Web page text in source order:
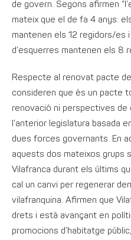
de govern. Segons afirmen
mateix que el de fa 4 anys:
mantenen els 12 regidors/es
d’esquerres mantenen els 8
Respecte al renovat pacte
consideren que és un pacte
renovació ni perspectives de
l’anterior legislatura basada
dues forces governants. En
aquests dos mateixos grups
Vilafranca durant els últims
cal un canvi per regenerar
vilafranquina. Afirmen que
drets i està avançant en
promocions d’habitatge